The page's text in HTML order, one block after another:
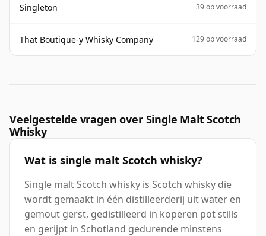
Singleton 39 op voorraad
That Boutique-y Whisky Company 129 op voorraad
Veelgestelde vragen over Single Malt Scotch
Whisky
Wat is single malt Scotch whisky?
Single malt Scotch whisky is Scotch whisky die
wordt gemaakt in één distilleerderij uit water en
gemout gerst, gedistilleerd in koperen pot stills
en gerijpt in Schotland gedurende minstens